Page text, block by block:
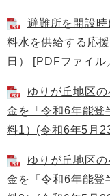
避難所を開設
料水を供給する応
日） [PDFファイル
ゆりが丘地区
金を「令和6年能登
料1）(令和6年5月
ゆりが丘地区
金を「令和6年能登